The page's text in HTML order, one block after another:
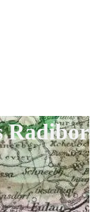
Radibor